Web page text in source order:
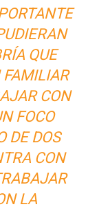
QUE
FAMILIAR
CON
FOCO
DE DOS
CON
LA